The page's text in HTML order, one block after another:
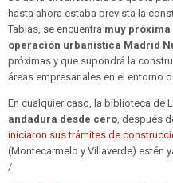
hasta ahora estaba prevista la
Tablas, se encuentra muy
operación urbanística Madrid
próximas y que supondrá la
áreas empresariales en el entorno
En cualquier caso, la biblioteca de
andadura desde cero, después
iniciaron sus trámites de
(Montecarmelo y Villaverde) estén
/